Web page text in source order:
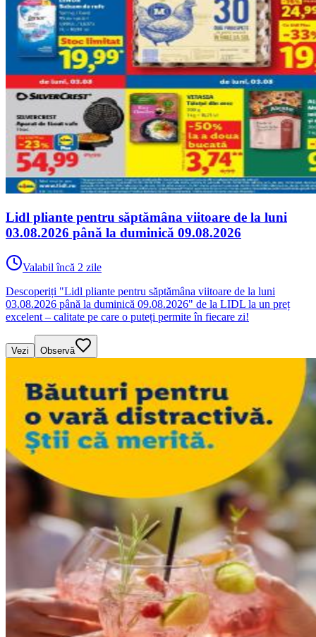
Lidl pliante pentru săptămâna viitoare de la luni
03.08.2026 până la duminică 09.08.2026
Valabil încă 2 zile
Descoperiți "Lidl pliante pentru săptămâna viitoare de la luni
03.08.2026 până la duminică 09.08.2026" de la LIDL la un preț
excelent – calitate pe care o puteți permite în fiecare zi!
Vezi Observă